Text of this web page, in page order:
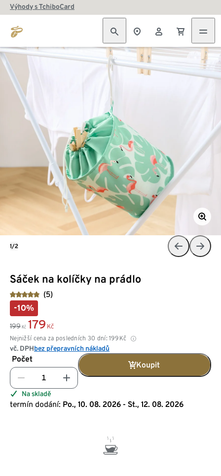
Výhody s TchiboCard
Sáček na kolíčky na prádlo
(5)
-10%
199 Kč 179 Kč
Nejnižší cena za posledních 30 dní: 199 Kč
vč. DPHbez přepravních nákladů
Počet
Koupit
Na skladě
termín dodání: Po., 10. 08. 2026 - St., 12. 08. 2026
1/2